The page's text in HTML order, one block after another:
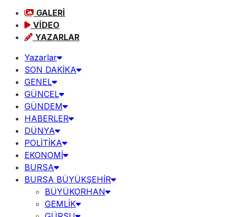
GALERİ
VİDEO
YAZARLAR
Yazarlar
SON DAKİKA
GENEL
GÜNCEL
GÜNDEM
HABERLER
DÜNYA
POLİTİKA
EKONOMİ
BURSA
BURSA BÜYÜKŞEHİR
BÜYÜKORHAN
GEMLİK